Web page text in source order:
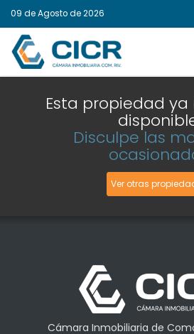
09 de Agosto de 2026
Esta propiedad ya
Disculpe las
Ver otras
Cámara Inmobiliaria de